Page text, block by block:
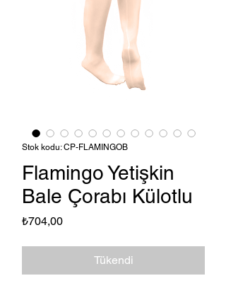
Stok kodu: CP-FLAMINGOB
Flamingo Yetişkin
Bale Çorabı Külotlu
₺704,00Fiyat
Tükendi